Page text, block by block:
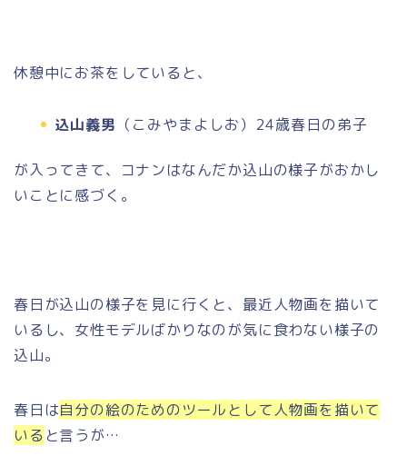
休憩中にお茶をしていると、
込山義男 （こみやまよしお）24歳春日の弟子
が入ってきて、コナンはなんだか込山の様子がおかし
いことに感づく。
春日が込山の様子を見に行くと、最近人物画を描いて
いるし、女性モデルばかりなのが気に食わない様子の
込山。
春日は自分の絵のためのツールとして人物画を描いて
いると言うが…